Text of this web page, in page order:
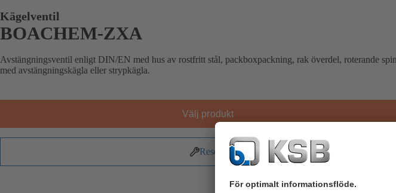
Kägelventil
BOACHEM-ZXA
Avstängningsventil enligt DIN/EN med hus av rostfritt stål, packboxpackning, rak överdel, roterande
med avstängningskägla eller strypkägla.
Välj produkt
Reservdelar